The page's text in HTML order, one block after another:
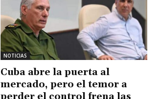
NOTICIAS
Cuba abre la puerta al
mercado, pero el temor a
perder el control frena las